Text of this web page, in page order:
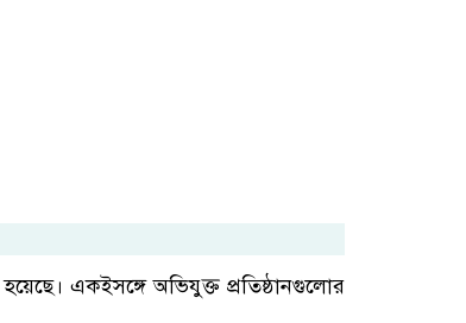
একইসঙ্গে অভিযুক্ত প্রতিষ্ঠানগুলোর